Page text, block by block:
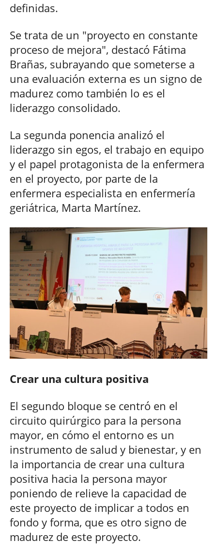
definidas.
Se trata de un "proyecto en constante
proceso de mejora", destacó Fátima
Brañas, subrayando que someterse a
una evaluación externa es un signo de
madurez como también lo es el
liderazgo consolidado.
La segunda ponencia analizó el
liderazgo sin egos, el trabajo en equipo
y el papel protagonista de la enfermera
en el proyecto, por parte de la
enfermera especialista en enfermería
geriátrica, Marta Martínez.
Crear una cultura positiva
El segundo bloque se centró en el
circuito quirúrgico para la persona
mayor, en cómo el entorno es un
instrumento de salud y bienestar, y en
la importancia de crear una cultura
positiva hacia la persona mayor
poniendo de relieve la capacidad de
este proyecto de implicar a todos en
fondo y forma, que es otro signo de
madurez de este proyecto.